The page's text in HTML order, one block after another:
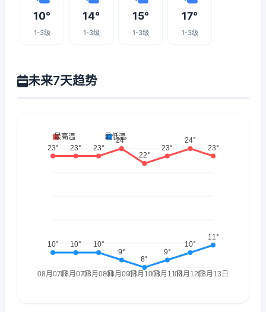
10°
1-3级
14°
1-3级
15°
1-3级
17°
1-3级
未来7天趋势